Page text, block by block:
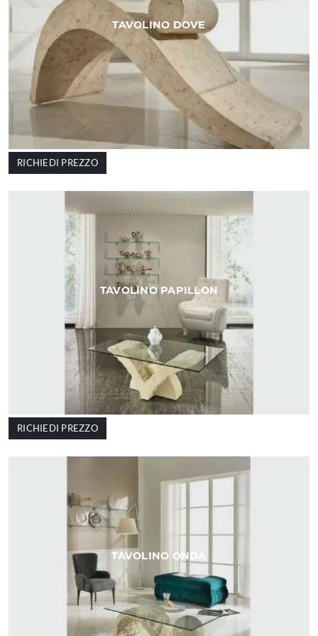
TAVOLINO DOVE
RICHIEDI PREZZO
TAVOLINO PAPILLON
RICHIEDI PREZZO
TAVOLINO ONDA